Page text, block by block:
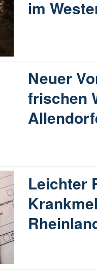
im
Neuer
frischen
Leichter